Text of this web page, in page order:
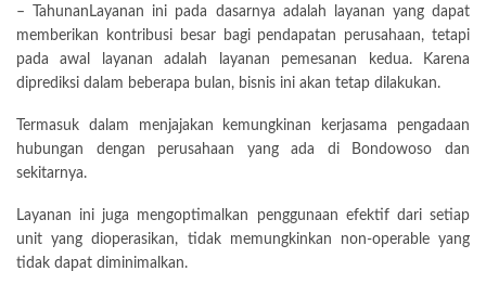
– TahunanLayanan ini pada dasarnya adalah layanan yang dapat
memberikan kontribusi besar bagi pendapatan perusahaan, tetapi
pada awal layanan adalah layanan pemesanan kedua. Karena
diprediksi dalam beberapa bulan, bisnis ini akan tetap dilakukan.
Termasuk dalam menjajakan kemungkinan kerjasama pengadaan
hubungan dengan perusahaan yang ada di Bondowoso dan
sekitarnya.
Layanan ini juga mengoptimalkan penggunaan efektif dari setiap
unit yang dioperasikan, tidak memungkinkan non-operable yang
tidak dapat diminimalkan.